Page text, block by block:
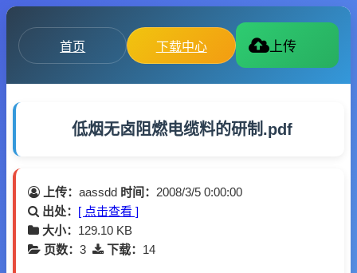
首页 下载中心 上传
低烟无卤阻燃电缆料的研制.pdf
上传： aassdd 时间： 2008/3/5 0:00:00
出处： [ 点击查看 ]
大小： 129.10 KB
页数： 3 下载： 14